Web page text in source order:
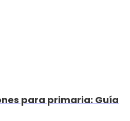
para primaria: Guía